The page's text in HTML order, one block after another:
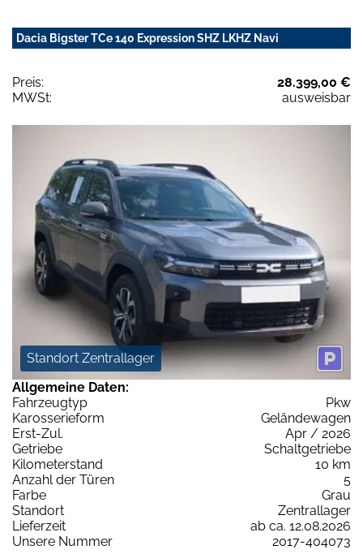
Dacia Bigster TCe 140 Expression SHZ LKHZ Navi
Preis:
28.399,00 €
MWSt:
ausweisbar
Standort Zentrallager
Allgemeine Daten:
Fahrzeugtyp
Pkw
Karosserieform
Geländewagen
Erst-Zul.
Apr / 2026
Getriebe
Schaltgetriebe
Kilometerstand
10 km
Anzahl der Türen
5
Farbe
Grau
Standort
Zentrallager
Lieferzeit
ab ca. 12.08.2026
Unsere Nummer
2017-404073